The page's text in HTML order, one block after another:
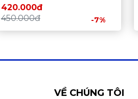
420.000đ
450.000đ
-7%
VỀ CHÚNG TÔI